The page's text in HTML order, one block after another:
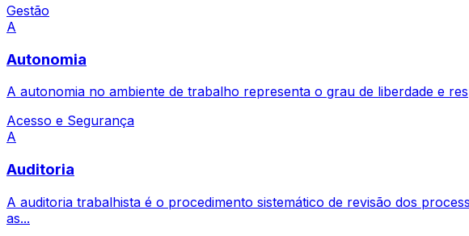
Gestão
A
Autonomia
A autonomia no ambiente de trabalho representa o grau de liberdade e
Acesso e Segurança
A
Auditoria
A auditoria trabalhista é o procedimento sistemático de revisão dos
as...